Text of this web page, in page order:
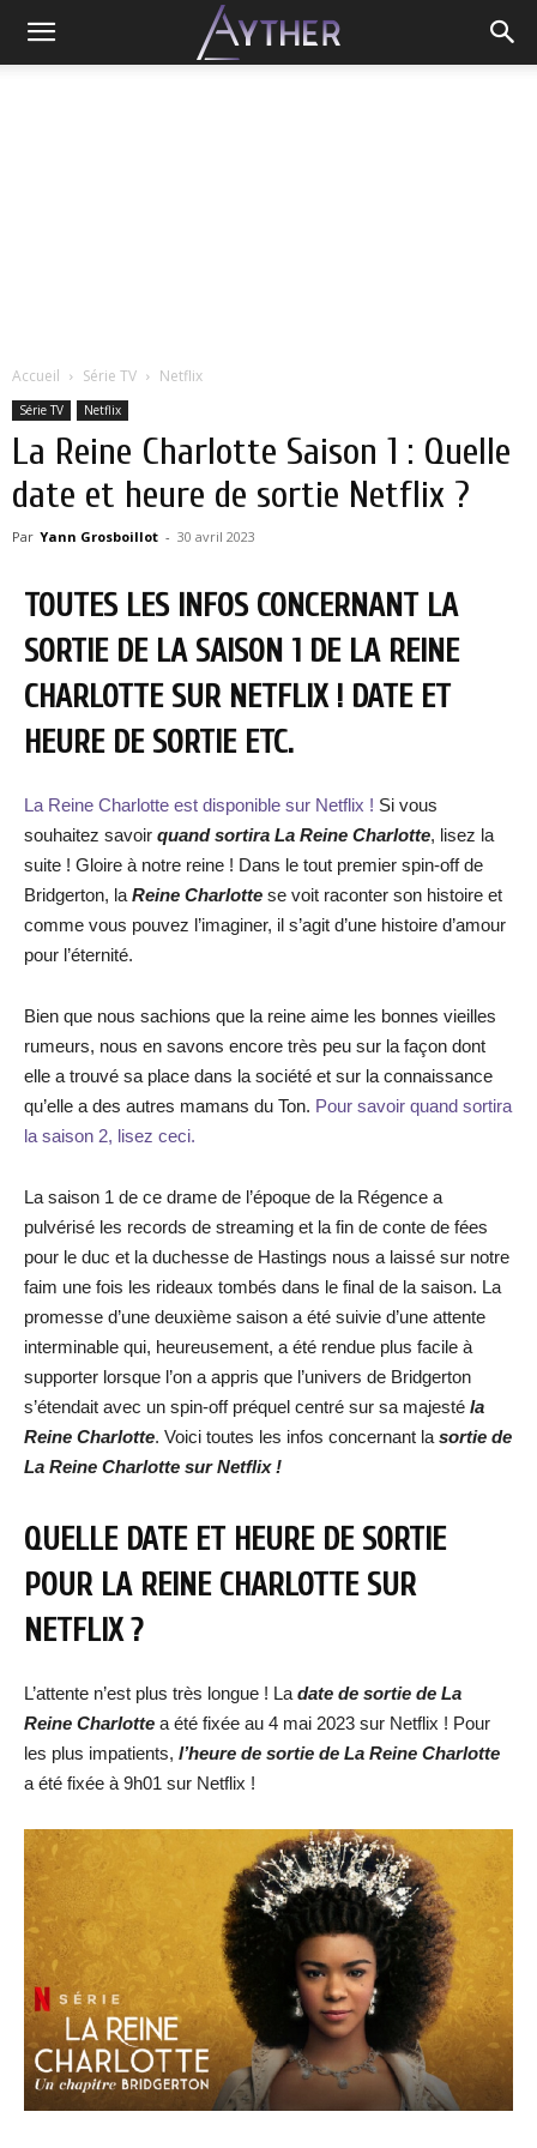
Accueil Série TV Netflix
Série TV Netflix
La Reine Charlotte Saison 1 : Quelle
date et heure de sortie Netflix ?
Par Yann Grosboillot - 30 avril 2023
TOUTES LES INFOS CONCERNANT LA
SORTIE DE LA SAISON 1 DE LA REINE
CHARLOTTE SUR NETFLIX ! DATE ET
HEURE DE SORTIE ETC.
La Reine Charlotte est disponible sur Netflix ! Si vous
souhaitez savoir quand sortira La Reine Charlotte, lisez la
suite ! Gloire à notre reine ! Dans le tout premier spin-off de
Bridgerton, la Reine Charlotte se voit raconter son histoire et
comme vous pouvez l’imaginer, il s’agit d’une histoire d’amour
pour l’éternité.
Bien que nous sachions que la reine aime les bonnes vieilles
rumeurs, nous en savons encore très peu sur la façon dont
elle a trouvé sa place dans la société et sur la connaissance
qu’elle a des autres mamans du Ton. Pour savoir quand sortira
la saison 2, lisez ceci.
La saison 1 de ce drame de l’époque de la Régence a
pulvérisé les records de streaming et la fin de conte de fées
pour le duc et la duchesse de Hastings nous a laissé sur notre
faim une fois les rideaux tombés dans le final de la saison. La
promesse d’une deuxième saison a été suivie d’une attente
interminable qui, heureusement, a été rendue plus facile à
supporter lorsque l’on a appris que l’univers de Bridgerton
s’étendait avec un spin-off préquel centré sur sa majesté la
Reine Charlotte. Voici toutes les infos concernant la sortie de
La Reine Charlotte sur Netflix !
QUELLE DATE ET HEURE DE SORTIE
POUR LA REINE CHARLOTTE SUR
NETFLIX ?
L’attente n’est plus très longue ! La date de sortie de La
Reine Charlotte a été fixée au 4 mai 2023 sur Netflix ! Pour
les plus impatients, l’heure de sortie de La Reine Charlotte
a été fixée à 9h01 sur Netflix !